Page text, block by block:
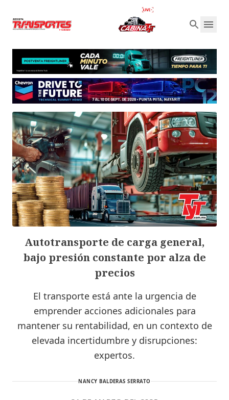
Autotransporte de carga general,
bajo presión constante por alza de
precios
El transporte está ante la urgencia de
emprender acciones adicionales para
mantener su rentabilidad, en un contexto de
elevada incertidumbre y disrupciones:
expertos.
NANCY BALDERAS SERRATO